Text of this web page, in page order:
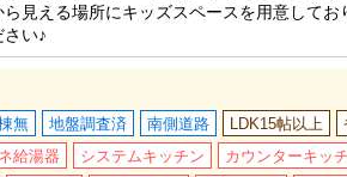
見える場所にキッズスペースを用意してお
い♪
無 地盤調査済 南側道路 LDK15帖以上
給湯器 システムキッチン カウンターキッ